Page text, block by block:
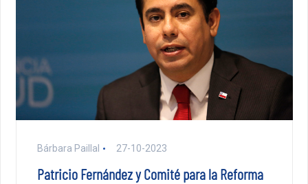
Bárbara Paillal 27-10-2023
Patricio Fernández y Comité para la Reforma